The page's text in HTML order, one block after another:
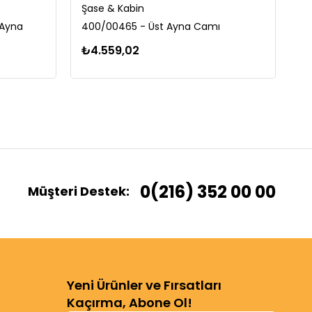
Şase & Kabin
400/00465 - Üst Ayna Camı
₺4.559,02
Müşteri Destek: 0(216) 352 00 00
Yeni Ürünler ve Fırsatları
Kaçırma, Abone Ol!